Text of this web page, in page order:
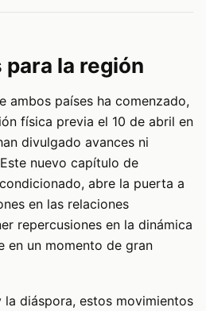
la región
ambos países ha comenzado,
física previa el 10 de abril en
divulgado avances ni
nuevo capítulo de
abre la puerta a
en las relaciones
repercusiones en la dinámica
en un momento de gran
la diáspora, estos movimientos